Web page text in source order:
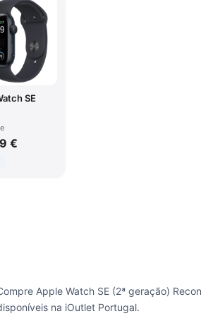
SE
€
Apple Watch SE (2ª geração)
na iOutlet Portugal.